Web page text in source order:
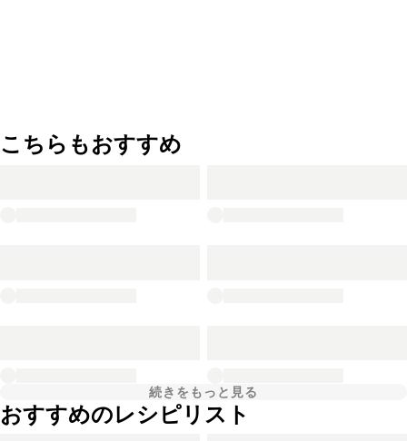
こちらもおすすめ
続きをもっと見る
おすすめのレシピリスト